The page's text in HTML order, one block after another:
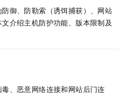
御、防勒索（诱饵捕获）、网站
介绍主机防护功能、版本限制及
、恶意网络连接和网站后门连